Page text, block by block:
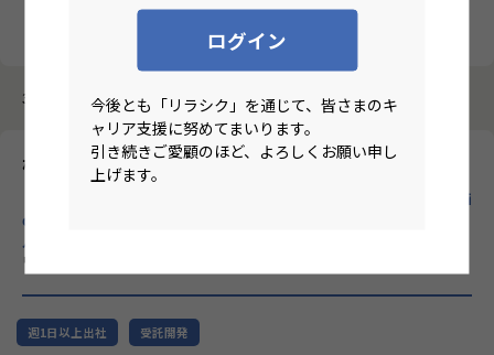
ログイン
今後とも「リラシク」を通じて、皆さまのキ
ャリア支援に努めてまいります。
引き続きご愛顧のほど、よろしくお願い申し
上げます。
3987件中 21件～30件
株式会社ホープス
【ハイブリ/東京/月平均残業10時間/昇給率7.2％/70歳定年/Servi
ceNowプロジェクトマネージャー】プライム市場上場SHIFTグ
ループで30年以上のの実績あるERP導入支援企業！
ワーク求人
週1日以上出社 受託開発